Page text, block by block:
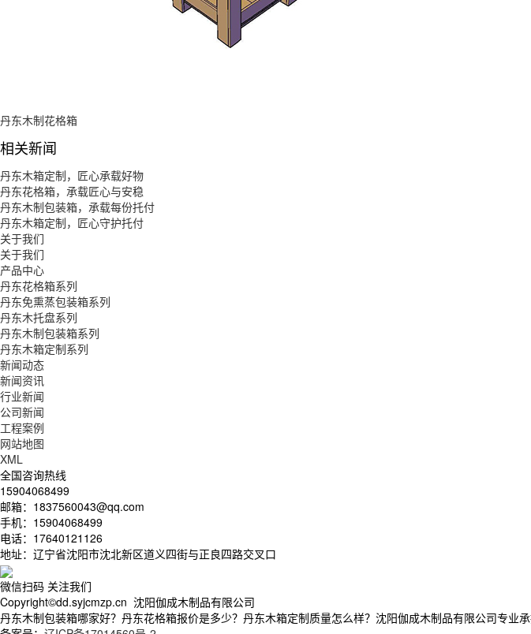
丹东木制花格箱
相关新闻
丹东木箱定制，匠心承载好物
丹东花格箱，承载匠心与安稳
丹东木制包装箱，承载每份托付
丹东木箱定制，匠心守护托付
关于我们
关于我们
产品中心
丹东花格箱系列
丹东免熏蒸包装箱系列
丹东木托盘系列
丹东木制包装箱系列
丹东木箱定制系列
新闻动态
新闻资讯
行业新闻
公司新闻
工程案例
网站地图
XML
全国咨询热线
15904068499
邮箱：1837560043@qq.com
手机：15904068499
电话：17640121126
地址：辽宁省沈阳市沈北新区道义四街与正良四路交叉口
微信扫码 关注我们
Copyright©dd.syjcmzp.cn 沈阳伽成木制品有限公司
丹东木制包装箱哪家好？丹东花格箱报价是多少？丹东木箱定制质量怎么样？沈阳伽成木制品有限公司专业